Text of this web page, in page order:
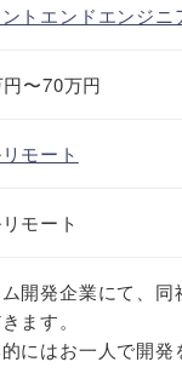
トエンドエンジニ
〜70万円
モート
モート
開発企業にて、
ます。
にはお一人で開